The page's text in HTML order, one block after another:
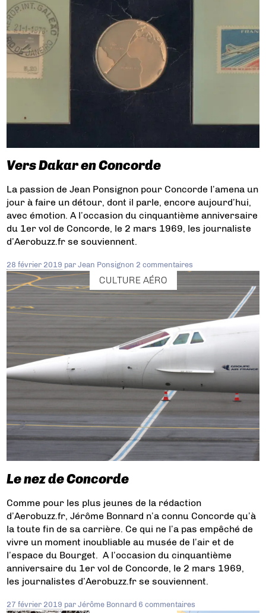
Vers Dakar en Concorde
La passion de Jean Ponsignon pour Concorde l’amena un
jour à faire un détour, dont il parle, encore aujourd’hui,
avec émotion. A l’occasion du cinquantième anniversaire
du 1er vol de Concorde, le 2 mars 1969, les journaliste
d’Aerobuzz.fr se souviennent.
28 février 2019 parJean Ponsignon 2 commentaires
CULTURE AÉRO
Le nez de Concorde
Comme pour les plus jeunes de la rédaction
d’Aerobuzz.fr, Jérôme Bonnard n’a connu Concorde qu’à
la toute fin de sa carrière. Ce qui ne l’a pas empêché de
vivre un moment inoubliable au musée de l’air et de
l’espace du Bourget. A l’occasion du cinquantième
anniversaire du 1er vol de Concorde, le 2 mars 1969,
les journalistes d’Aerobuzz.fr se souviennent.
27 février 2019 parJérôme Bonnard 6 commentaires